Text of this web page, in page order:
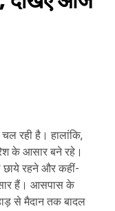
रही है। हालांकि,
के आसार बने रहे।
छाये रहने और कहीं-
हैं। आसपास के
से मैदान तक बादल